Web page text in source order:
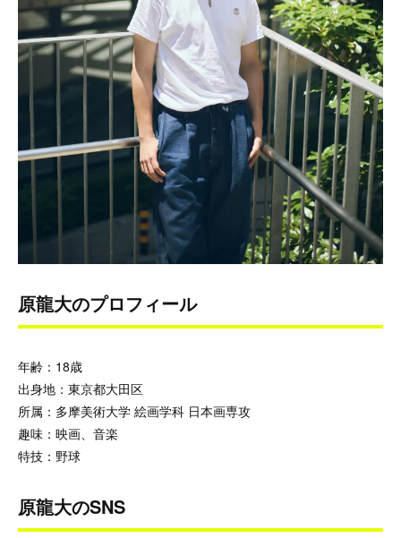
原龍大のプロフィール
年齢：18歳
出身地：東京都大田区
所属：多摩美術大学 絵画学科 日本画専攻
趣味：映画、音楽
特技：野球
原龍大のSNS